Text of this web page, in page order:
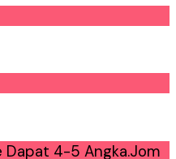
Dapat 4-5 Angka.Jom